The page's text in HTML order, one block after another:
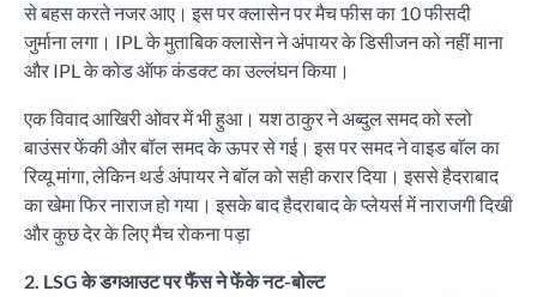
से बहस करते नजर आए। इस पर क्लासेन पर मैच फीस का 10 फीसदी
जुर्माना लगा। IPL के मुताबिक क्लासेन ने अंपायर के डिसीजन को नहीं माना
और IPL के कोड ऑफ कंडक्ट का उल्लंघन किया।
एक विवाद आखिरी ओवर में भी हुआ। यश ठाकुर ने अब्दुल समद को स्लो
बाउंसर फेंकी और बॉल समद के ऊपर से गई। इस पर समद ने वाइड बाॅल का
रिव्यू मांगा, लेकिन थर्ड अंपायर ने बॉल को सही करार दिया। इससे हैदराबाद
का खेमा फिर नाराज हो गया। इसके बाद हैदराबाद के प्लेयर्स में नाराजगी दिखी
और कुछ देर के लिए मैच रोकना पड़ा
2. LSG के डगआउट पर फैंस ने फेंके नट-बोल्ट